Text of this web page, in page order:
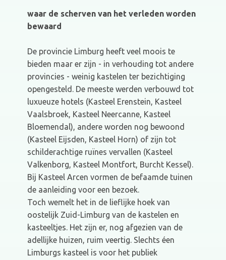
waar de scherven van het verleden worden
bewaard
De provincie Limburg heeft veel moois te
bieden maar er zijn - in verhouding tot andere
provincies - weinig kastelen ter bezichtiging
opengesteld. De meeste werden verbouwd tot
luxueuze hotels (Kasteel Erenstein, Kasteel
Vaalsbroek, Kasteel Neercanne, Kasteel
Bloemendal), andere worden nog bewoond
(Kasteel Eijsden, Kasteel Horn) of zijn tot
schilderachtige ruïnes vervallen (Kasteel
Valkenborg, Kasteel Montfort, Burcht Kessel).
Bij Kasteel Arcen vormen de befaamde tuinen
de aanleiding voor een bezoek.
Toch wemelt het in de lieflijke hoek van
oostelijk Zuid-Limburg van de kastelen en
kasteeltjes. Het zijn er, nog afgezien van de
adellijke huizen, ruim veertig. Slechts éen
Limburgs kasteel is voor het publiek